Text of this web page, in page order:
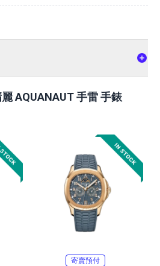
AQUANAUT 手雷 手錶
寄賣預付